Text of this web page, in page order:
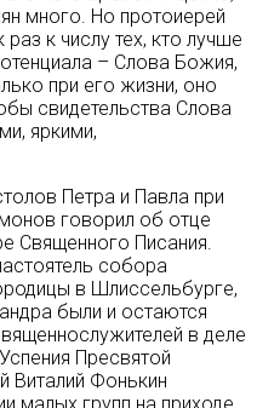
много. Но протоиерей
к числу тех, кто лучше
– Слова Божия,
при его жизни, оно
свидетельства Слова
яркими,
Петра и Павла при
говорил об отце
Священного Писания.
собора
в Шлиссельбурге,
были и остаются
в деле
Пресвятой
Виталий Фонькин